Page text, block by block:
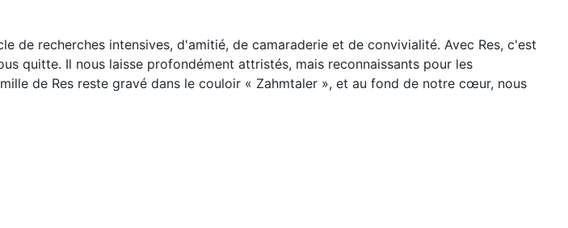
de recherches intensives, d'amitié, de camaraderie et de convivialité. Avec Res, c'est
quitte. Il nous laisse profondément attristés, mais reconnaissants pour les
de Res reste gravé dans le couloir « Zahmtaler », et au fond de notre cœur, nous